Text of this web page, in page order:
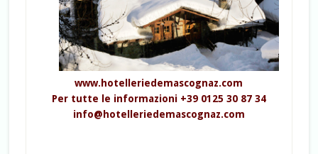
www.hotelleriedemascognaz.com
Per tutte le informazioni +39 0125 30 87 34
info@hotelleriedemascognaz.com